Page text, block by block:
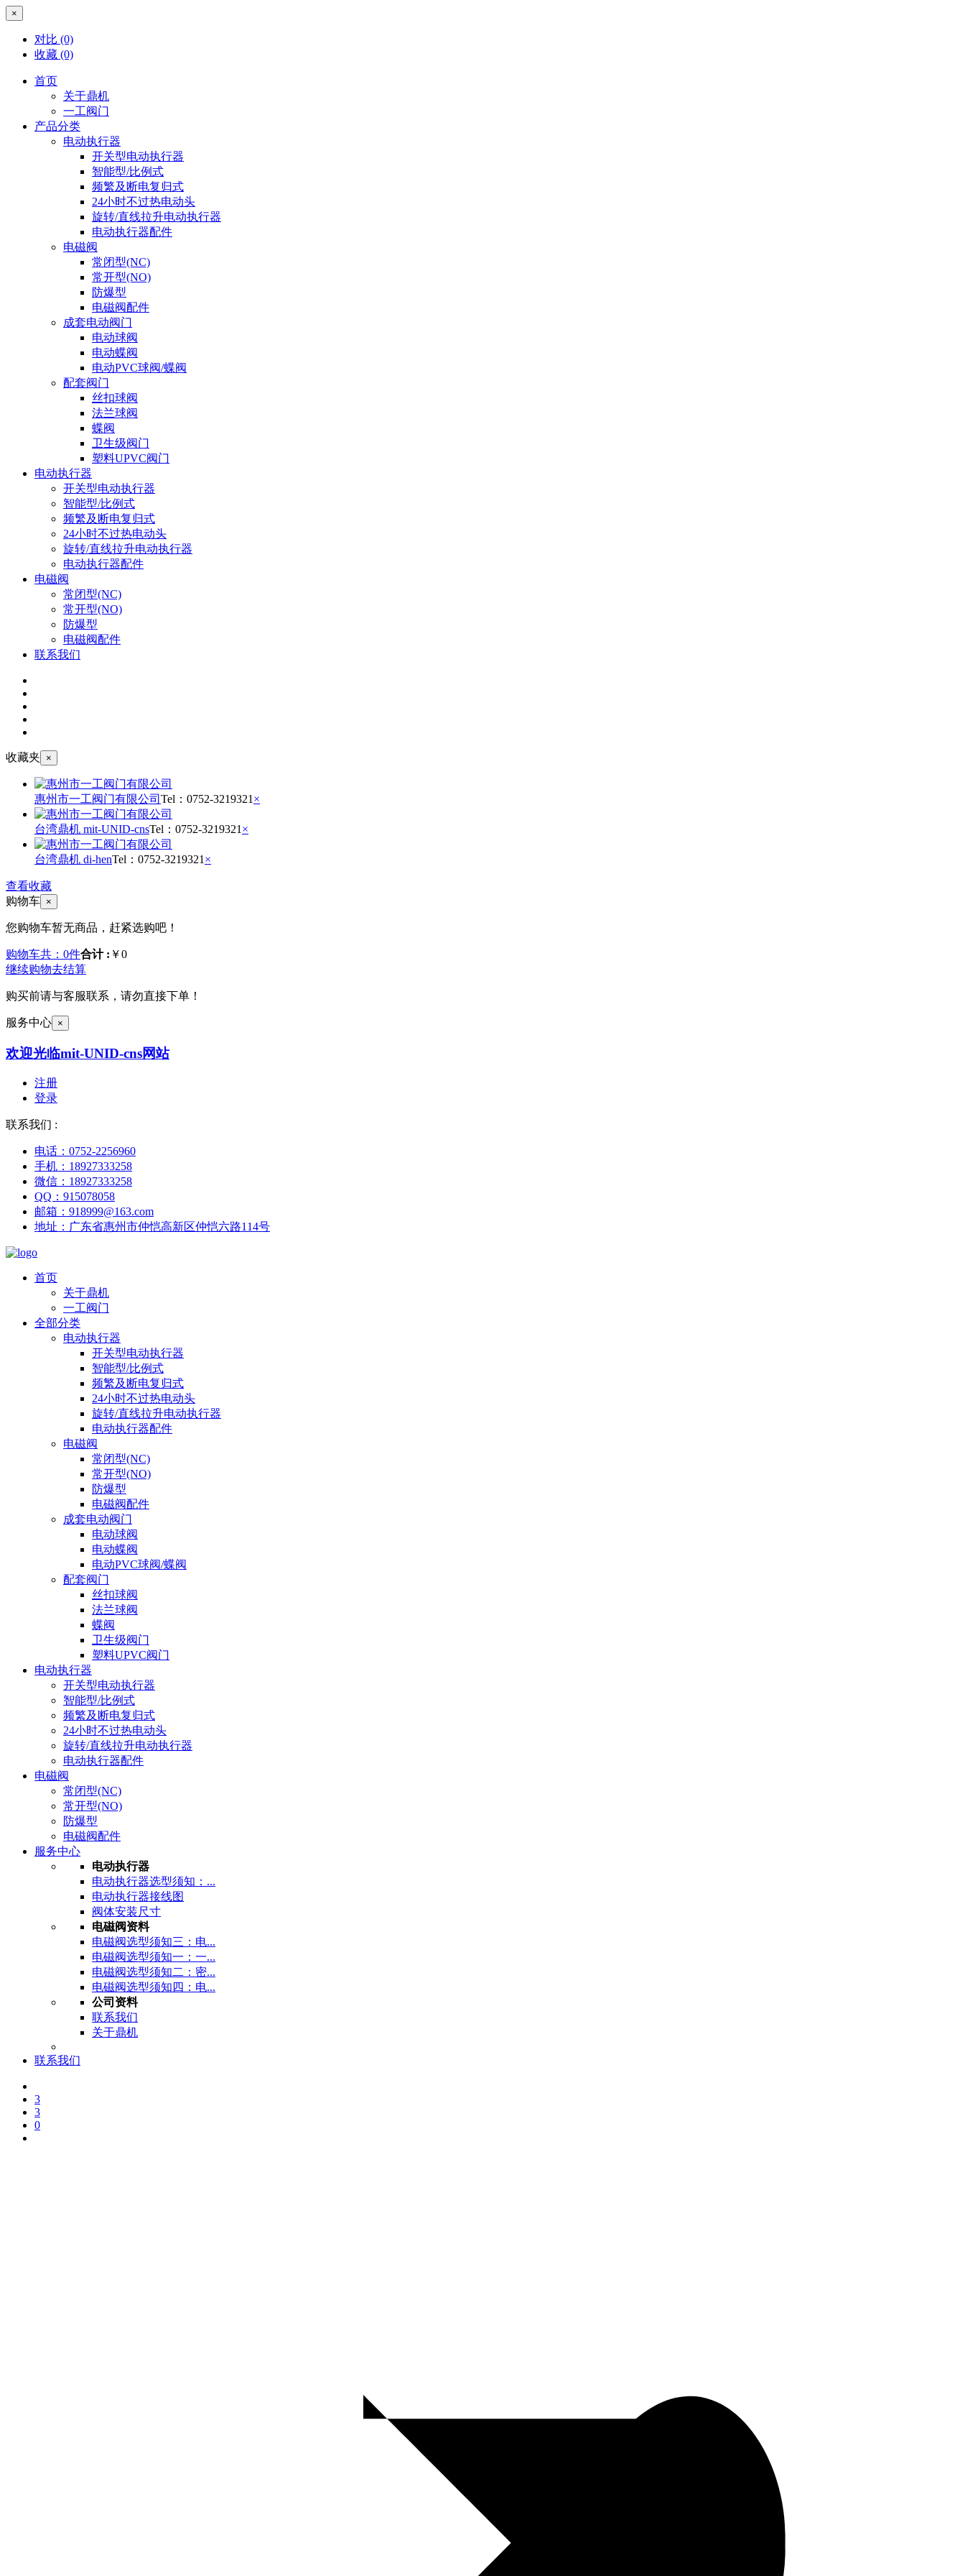
×
对比 (0)
收藏 (0)
首页
关于鼎机
一工阀门
产品分类
电动执行器
开关型电动执行器
智能型/比例式
频繁及断电复归式
24小时不过热电动头
旋转/直线拉升电动执行器
电动执行器配件
电磁阀
常闭型(NC)
常开型(NO)
防爆型
电磁阀配件
成套电动阀门
电动球阀
电动蝶阀
电动PVC球阀/蝶阀
配套阀门
丝扣球阀
法兰球阀
蝶阀
卫生级阀门
塑料UPVC阀门
电动执行器
开关型电动执行器
智能型/比例式
频繁及断电复归式
24小时不过热电动头
旋转/直线拉升电动执行器
电动执行器配件
电磁阀
常闭型(NC)
常开型(NO)
防爆型
电磁阀配件
联系我们
收藏夹 ×
惠州市一工阀门有限公司 Tel： 0752-3219321 ×
台湾鼎机 mit-UNID-cnsTel： 0752-3219321 ×
台湾鼎机 di-henTel： 0752-3219321 ×
查看收藏
购物车 ×
您购物车暂无商品，赶紧选购吧！
购物车共：0件合计 : ￥0
继续购物去结算
购买前请与客服联系，请勿直接下单！
服务中心 ×
欢迎光临mit-UNID-cns网站
注册
登录
联系我们 :
电话：0752-2256960
手机：18927333258
微信：18927333258
QQ：915078058
邮箱：918999@163.com
地址：广东省惠州市仲恺高新区仲恺六路114号
首页
关于鼎机
一工阀门
全部分类
电动执行器
开关型电动执行器
智能型/比例式
频繁及断电复归式
24小时不过热电动头
旋转/直线拉升电动执行器
电动执行器配件
电磁阀
常闭型(NC)
常开型(NO)
防爆型
电磁阀配件
成套电动阀门
电动球阀
电动蝶阀
电动PVC球阀/蝶阀
配套阀门
丝扣球阀
法兰球阀
蝶阀
卫生级阀门
塑料UPVC阀门
电动执行器
开关型电动执行器
智能型/比例式
频繁及断电复归式
24小时不过热电动头
旋转/直线拉升电动执行器
电动执行器配件
电磁阀
常闭型(NC)
常开型(NO)
防爆型
电磁阀配件
服务中心
电动执行器
电动执行器选型须知：...
电动执行器接线图
阀体安装尺寸
电磁阀资料
电磁阀选型须知三：电...
电磁阀选型须知一：一...
电磁阀选型须知二：密...
电磁阀选型须知四：电...
公司资料
联系我们
关于鼎机
联系我们
3
3
0